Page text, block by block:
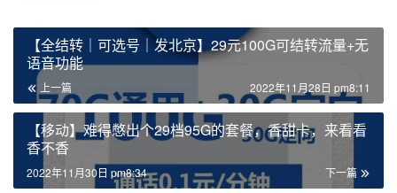
【全结转｜可选号｜发北京】29元100G可结转流量+无
语音功能
上一篇 2022年11月28日 pm8:11
【移动】难得憋出个29档95G的套餐，香甜卡，来看看
香不香
下一篇
2022年11月30日 pm8:34